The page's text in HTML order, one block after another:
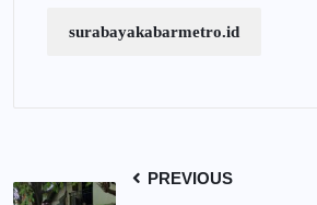
surabayakabarmetro.id
PREVIOUS